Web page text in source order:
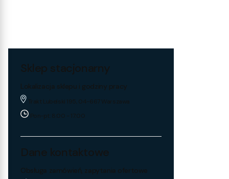
Sklep stacjonarny
Lokalizacja sklepu i godziny pracy
Trakt Lubelski 195, 04-667 Warszawa
Pon-pt: 8:00 - 17:00
Dane kontaktowe
Obsługa zamówień, zapytania ofertowe